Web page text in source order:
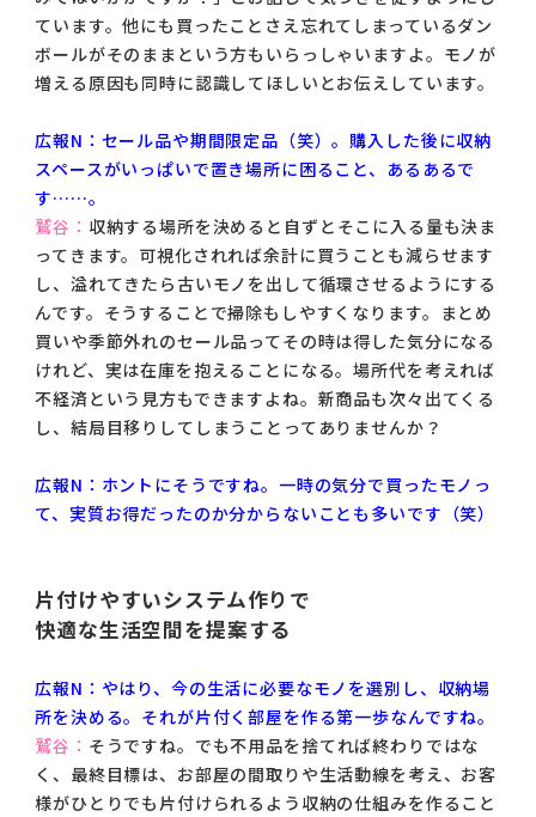
ています。他にも買ったことさえ忘れてしまっているダン
ボールがそのままという方もいらっしゃいますよ。モノが
増える原因も同時に認識してほしいとお伝えしています。
広報N：セール品や期間限定品（笑）。購入した後に収納
スペースがいっぱいで置き場所に困ること、あるあるで
す……。
鷲谷： 収納する場所を決めると自ずとそこに入る量も決ま
ってきます。可視化されれば余計に買うことも減らせます
し、溢れてきたら古いモノを出して循環させるようにする
んです。そうすることで掃除もしやすくなります。まとめ
買いや季節外れのセール品ってその時は得した気分になる
けれど、実は在庫を抱えることになる。場所代を考えれば
不経済という見方もできますよね。新商品も次々出てくる
し、結局目移りしてしまうことってありませんか？
広報N：ホントにそうですね。一時の気分で買ったモノっ
て、実質お得だったのか分からないことも多いです（笑）
片付けやすいシステム作りで
快適な生活空間を提案する
広報N：やはり、今の生活に必要なモノを選別し、収納場
所を決める。それが片付く部屋を作る第一歩なんですね。
鷲谷： そうですね。でも不用品を捨てれば終わりではな
く、最終目標は、お部屋の間取りや生活動線を考え、お客
様がひとりでも片付けられるよう収納の仕組みを作ること